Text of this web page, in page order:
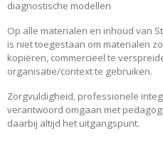
diagnostische modellen
Op alle materialen en inhoud van
is niet toegestaan om materialen
kopiëren, commercieel te
organisatie/context te gebruiken.
Zorgvuldigheid, professionele
verantwoord omgaan met
daarbij altijd het uitgangspunt.